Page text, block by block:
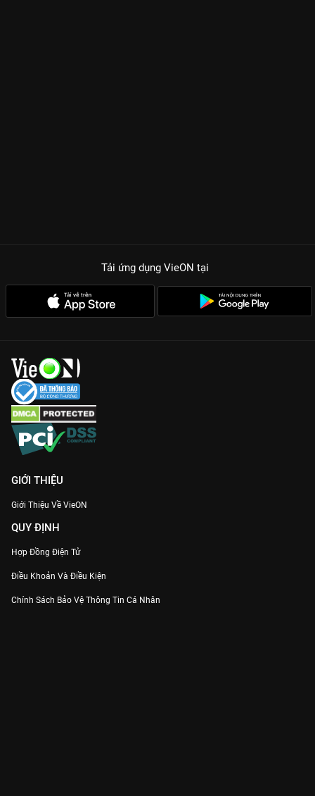
Tải ứng dụng VieON tại
GIỚI THIỆU
Giới Thiệu Về VieON
QUY ĐỊNH
Hợp Đồng Điện Tử
Điều Khoản Và Điều Kiện
Chính Sách Bảo Vệ Thông Tin Cá Nhân